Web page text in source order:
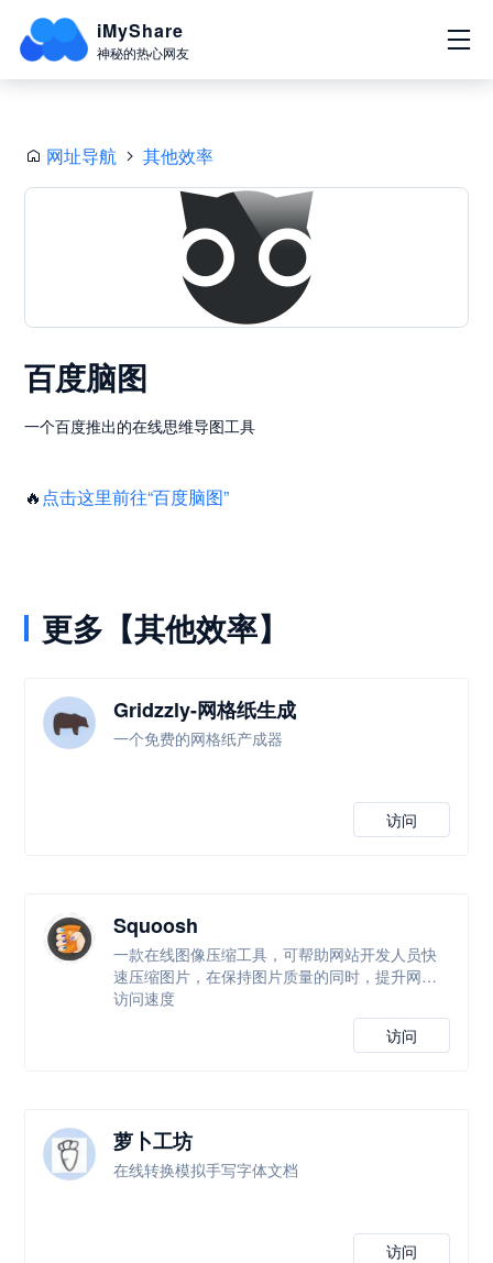
iMyShare
神秘的热心网友
网址导航 其他效率
百度脑图
一个百度推出的在线思维导图工具
🔥 点击这里前往“百度脑图”
更多【其他效率】
Gridzzly-网格纸生成
一个免费的网格纸产成器
访问
Squoosh
一款在线图像压缩工具，可帮助网站开发人员快
速压缩图片，在保持图片质量的同时，提升网站
访问速度
访问
萝卜工坊
在线转换模拟手写字体文档
访问